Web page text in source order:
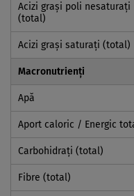
Acizi graşi poli nesaturaţi
(total)
Acizi graşi saturaţi (total)
Macronutrienți
Apă
Aport caloric / Energic
Carbohidraţi (total)
Fibre (total)